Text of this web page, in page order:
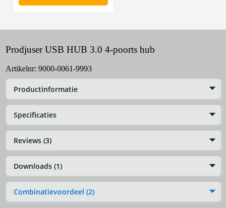
Prodjuser USB HUB 3.0 4-poorts hub
Artikelnr: 9000-0061-9993
Productinformatie
Specificaties
Reviews (3)
Downloads (1)
Combinatievoordeel (2)